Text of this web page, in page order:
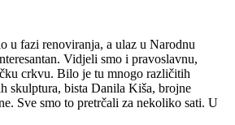
u fazi renoviranja, a ulaz u Narodnu
Vidjeli smo i pravoslavnu,
crkvu. Bilo je tu mnogo različitih
skulptura, bista Danila Kiša, brojne
Sve smo to pretrčali za nekoliko sati. U